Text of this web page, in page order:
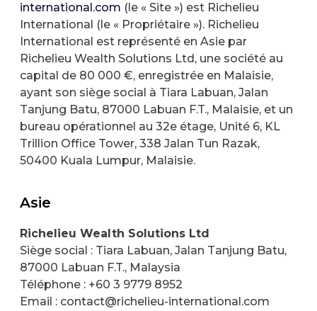
international.com (le « Site ») est Richelieu
International (le « Propriétaire »). Richelieu
International est représenté en Asie par
Richelieu Wealth Solutions Ltd, une société au
capital de 80 000 €, enregistrée en Malaisie,
ayant son siège social à Tiara Labuan, Jalan
Tanjung Batu, 87000 Labuan F.T., Malaisie, et un
bureau opérationnel au 32e étage, Unité 6, KL
Trillion Office Tower, 338 Jalan Tun Razak,
50400 Kuala Lumpur, Malaisie.
Asie
Richelieu Wealth Solutions Ltd
Siège social : Tiara Labuan, Jalan Tanjung Batu,
87000 Labuan F.T., Malaysia
Téléphone : +60 3 9779 8952
Email : contact@richelieu-international.com